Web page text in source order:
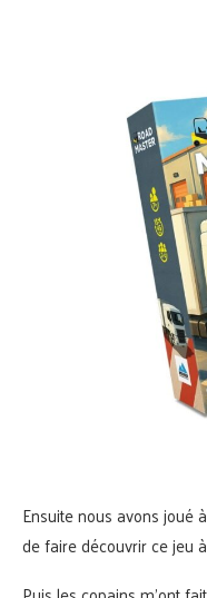
Ensuite nous avons joué à
de faire découvrir ce jeu